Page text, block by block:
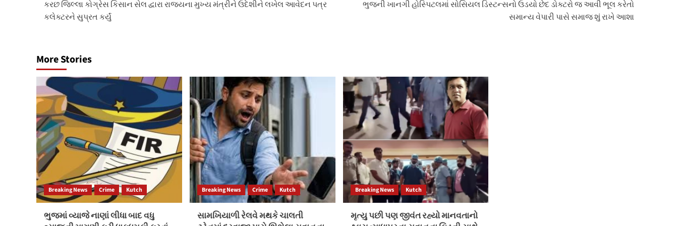
navigation
કરછ જિલ્લા કોગ્રેસ કિસાન સેલ દ્વારા રાજ્યના મુખ્ય મંત્રીને ઉદેશીને લખેલ આવેદન પત્ર
કલેક્ટરને સુપ્રત કર્યું
ભુજની ખાનગી હોસ્પિટલમાં સોસિયલ ડિસ્ટન્સનો ઉડયો છેદ ડોક્ટરો જ આવી ભૂલ કરેતો
સમાન્ય વેપારી પાસે સમાજ શું રાખે આશા
More Stories
Breaking News Crime Kutch
ભુજમાં વ્યાજે નાણાં લીધા બાદ વધુ
Breaking News Crime Kutch
સામખિયાળી રેલવે મથકે ચાલતી
Breaking News Kutch
મૃત્યુ પછી પણ જીવંત રહ્યો માનવતાનો